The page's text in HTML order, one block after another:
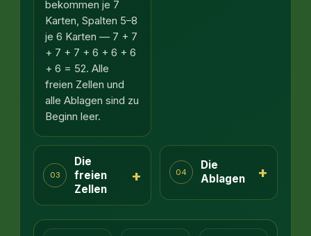
bekommen je 7
Karten, Spalten 5–8
je 6 Karten — 7 + 7
+ 7 + 7 + 6 + 6 + 6
+ 6 = 52. Alle
freien Zellen und
alle Ablagen sind zu
Beginn leer.
03
Die
freien
Zellen
+ 04
Die
Ablagen
+